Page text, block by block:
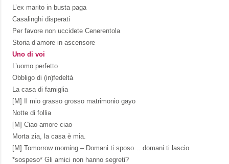
L’ex marito in busta paga
Casalinghi disperati
Per favore non uccidete Cenerentola
Storia d’amore in ascensore
Uno di voi
L’uomo perfetto
Obbligo di (in)fedeltà
La casa di famiglia
[M] Il mio grasso grosso matrimonio gayo
Notte di follia
[M] Ciao amore ciao
Morta zia, la casa è mia.
[M] Tomorrow morning – Domani ti sposo… domani ti lascio
*sospeso* Gli amici non hanno segreti?